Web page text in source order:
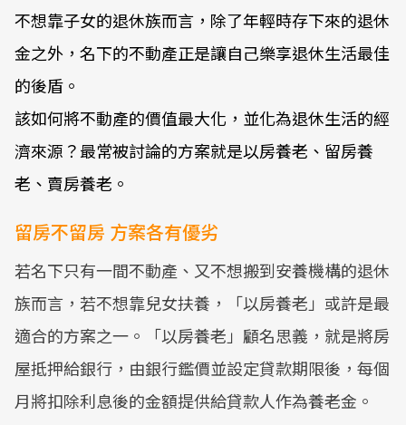
不想靠子女的退休族而言，除了年輕時存下來的退休
金之外，名下的不動產正是讓自己樂享退休生活最佳
的後盾。
該如何將不動產的價值最大化，並化為退休生活的經
濟來源？最常被討論的方案就是以房養老、留房養
老、賣房養老。
留房不留房 方案各有優劣
若名下只有一間不動產、又不想搬到安養機構的退休
族而言，若不想靠兒女扶養，「以房養老」或許是最
適合的方案之一。「以房養老」顧名思義，就是將房
屋抵押給銀行，由銀行鑑價並設定貸款期限後，每個
月將扣除利息後的金額提供給貸款人作為養老金。